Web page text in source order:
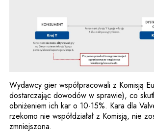
Wydawcy gier współpracowali z Komisją
dostarczając dowodów w sprawie), co
obniżeniem ich kar o 10-15%. Kara dla
rzekomo nie współdziałał z Komisją, nie
zmniejszona.